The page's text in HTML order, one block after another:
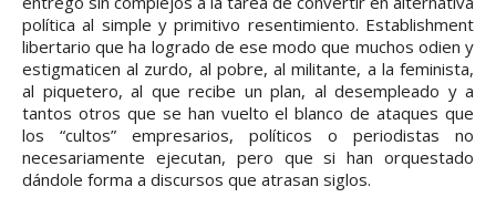
política al simple y primitivo resentimiento. Establishment
libertario que ha logrado de ese modo que muchos odien y
estigmaticen al zurdo, al pobre, al militante, a la feminista,
al piquetero, al que recibe un plan, al desempleado y a
tantos otros que se han vuelto el blanco de ataques que
los “cultos” empresarios, políticos o periodistas no
necesariamente ejecutan, pero que si han orquestado
dándole forma a discursos que atrasan siglos.